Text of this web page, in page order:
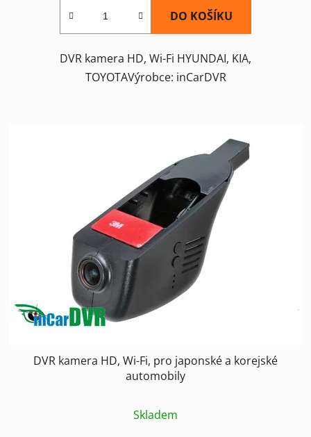
DO KOŠÍKU
DVR kamera HD, Wi-Fi HYUNDAI, KIA,
TOYOTAVýrobce: inCarDVR
DVR kamera HD, Wi-Fi, pro japonské a korejské
automobily
Skladem